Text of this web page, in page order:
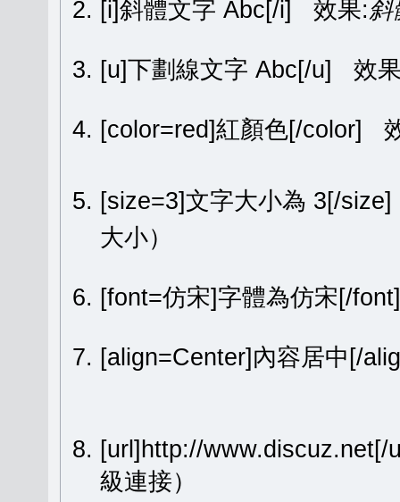
[i]斜體文字 Abc[/i] 效果:斜
[u]下劃線文字 Abc[/u] 效
[color=red]紅顏色[/color]
[size=3]文字大小為 3[/
大小）
[font=仿宋]字體為仿宋[/
[align=Center]內容居中[/
[url]http://
級連接）